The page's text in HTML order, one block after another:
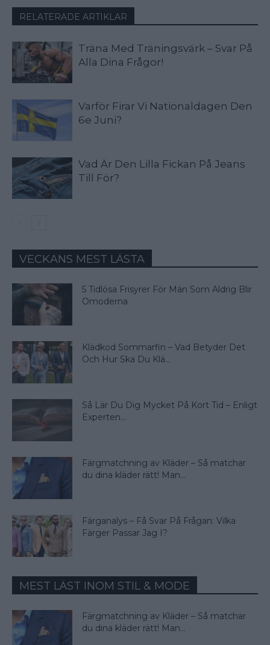
RELATERADE ARTIKLAR
Träna Med Träningsvärk – Svar På
Alla Dina Frågor!
Varför Firar Vi Nationaldagen Den
6e Juni?
Vad Är Den Lilla Fickan På Jeans
Till För?
VECKANS MEST LÄSTA
5 Tidlösa Frisyrer För Män Som Aldrig Blir
Omoderna
Klädkod Sommarfin – Vad Betyder Det
Och Hur Ska Du Klä...
Så Lär Du Dig Mycket På Kort Tid – Enligt
Experten...
Färgmatchning av Kläder – Så matchar
du dina kläder rätt! Man...
Färganalys – Få Svar På Frågan: Vilka
Färger Passar Jag I?
MEST LÄST INOM STIL & MODE
Färgmatchning av Kläder – Så matchar
du dina kläder rätt! Man...